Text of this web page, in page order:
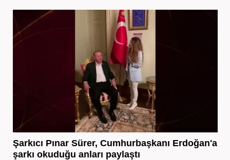
Şarkıcı Pınar Sürer, Cumhurbaşkanı Erdoğan'a
şarkı okuduğu anları paylaştı